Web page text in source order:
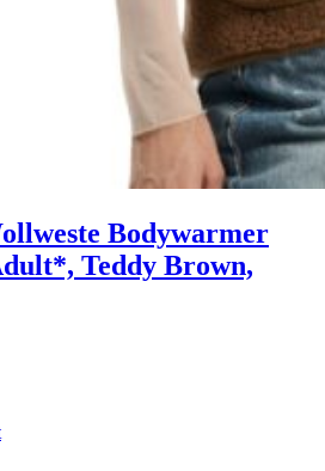
Bodywarmer
Teddy Brown,